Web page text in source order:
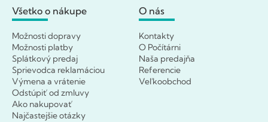
Všetko o nákupe
Možnosti dopravy
Možnosti platby
Splátkový predaj
Sprievodca reklamáciou
Výmena a vrátenie
Odstúpiť od zmluvy
Ako nakupovať
Najčastejšie otázky
O nás
Kontakty
O Počítárni
Naša predajňa
Referencie
Veľkoobchod